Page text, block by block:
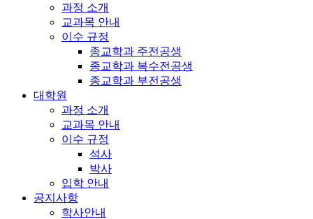
과정 소개
교과목 안내
이수 규정
종교학과 주전공생
종교학과 복수전공생
종교학과 부전공생
대학원
과정 소개
교과목 안내
이수 규정
석사
박사
입학 안내
공지사항
학사안내